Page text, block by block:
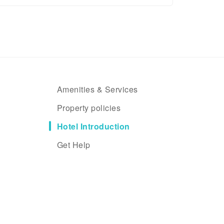
Amenities & Services
Property policies
Hotel Introduction
Get Help